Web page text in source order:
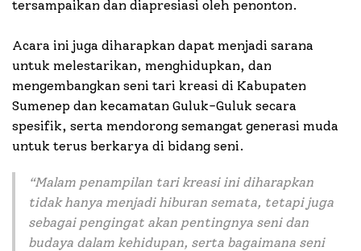
tersampaikan dan diapresiasi oleh penonton.
Acara ini juga diharapkan dapat menjadi sarana
untuk melestarikan, menghidupkan, dan
mengembangkan seni tari kreasi di Kabupaten
Sumenep dan kecamatan Guluk-Guluk secara
spesifik, serta mendorong semangat generasi muda
untuk terus berkarya di bidang seni.
“Malam penampilan tari kreasi ini diharapkan
tidak hanya menjadi hiburan semata, tetapi juga
sebagai pengingat akan pentingnya seni dan
budaya dalam kehidupan, serta bagaimana seni